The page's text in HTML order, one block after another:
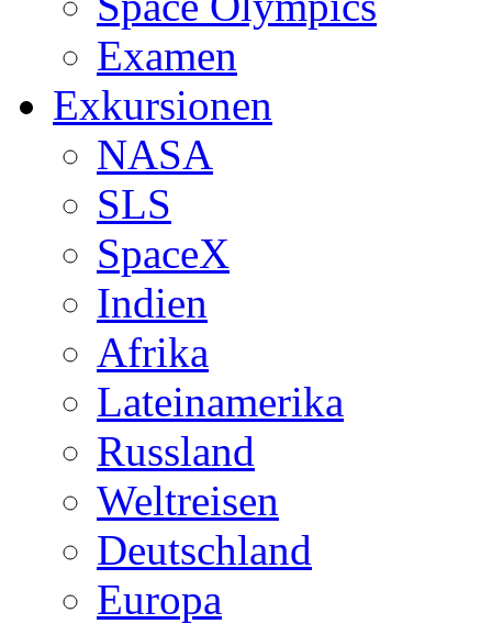
Examen
Exkursionen
NASA
SLS
SpaceX
Indien
Afrika
Lateinamerika
Russland
Weltreisen
Deutschland
Europa